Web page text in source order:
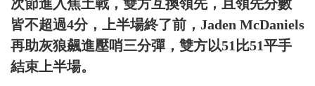
次節進入焦土戰，雙方互換領先，且領先分數
皆不超過4分，上半場終了前，Jaden McDaniels
再助灰狼飆進壓哨三分彈，雙方以51比51平手
結束上半場。